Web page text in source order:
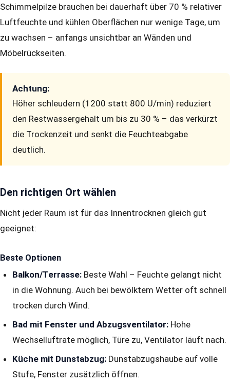
Schimmelpilze brauchen bei dauerhaft über 70 % relativer
Luftfeuchte und kühlen Oberflächen nur wenige Tage, um
zu wachsen – anfangs unsichtbar an Wänden und
Möbelrückseiten.
Achtung:
Höher schleudern (1200 statt 800 U/min) reduziert
den Restwassergehalt um bis zu 30 % – das verkürzt
die Trockenzeit und senkt die Feuchteabgabe
deutlich.
Den richtigen Ort wählen
Nicht jeder Raum ist für das Innentrocknen gleich gut
geeignet:
Beste Optionen
Balkon/Terrasse: Beste Wahl – Feuchte gelangt nicht
in die Wohnung. Auch bei bewölktem Wetter oft schnell
trocken durch Wind.
Bad mit Fenster und Abzugsventilator: Hohe
Wechselluftrate möglich, Türe zu, Ventilator läuft nach.
Küche mit Dunstabzug: Dunstabzugshaube auf volle
Stufe, Fenster zusätzlich öffnen.